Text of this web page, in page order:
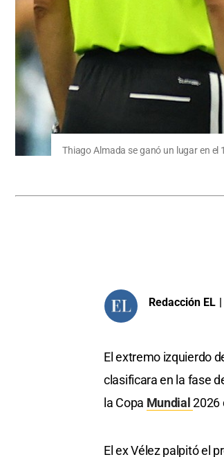
Thiago Almada se ganó un lugar en el
Redacción EL |
El extremo izquierdo
clasificara en la fase
la Copa Mundial2026
El ex Vélez palpitó el